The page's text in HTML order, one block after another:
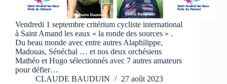
Vendredi 1 septembre critérium cycliste international
à Saint Amand les eaux « la ronde des sources » .
Du beau monde avec entre autres Alaphilippe,
Madouas, Sénéchal … et nos deux orchésiens
Mathéo et Hugo sélectionnés avec 7 autres amateurs
pour défier…
CLAUDE BAUDUIN
27 août 2023